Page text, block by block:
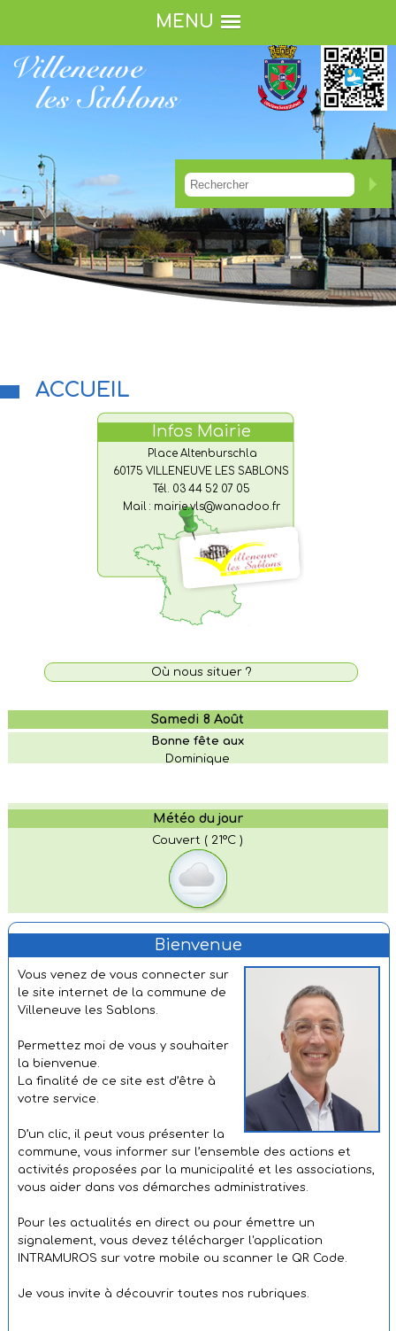
MENU
ACCUEIL
Infos Mairie
Place Altenburschla
60175 VILLENEUVE LES SABLONS
Tél. 03 44 52 07 05
Mail : mairie.vls@wanadoo.fr
Où nous situer ?
Samedi 8 Août
Bonne fête aux
Dominique
Météo du jour
Couvert ( 21°C )
Bienvenue
Vous venez de vous connecter sur
le site internet de la commune de
Villeneuve les Sablons.
Permettez moi de vous y souhaiter
la bienvenue.
La finalité de ce site est d’être à
votre service.
D’un clic, il peut vous présenter la
commune, vous informer sur l’ensemble des actions et
activités proposées par la municipalité et les associations,
vous aider dans vos démarches administratives.
Pour les actualités en direct ou pour émettre un
signalement, vous devez télécharger l'application
INTRAMUROS sur votre mobile ou scanner le QR Code.
Je vous invite à découvrir toutes nos rubriques.